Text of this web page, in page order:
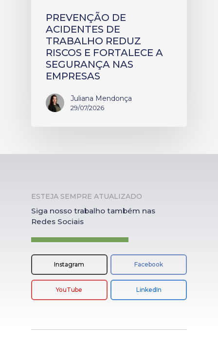
PREVENÇÃO DE
ACIDENTES DE
TRABALHO REDUZ
RISCOS E FORTALECE A
SEGURANÇA NAS
EMPRESAS
Juliana Mendonça
29/07/2026
ESTEJA SEMPRE ATUALIZADO
Siga nosso trabalho também nas
Redes Sociais
Instagram Facebook
YouTube LinkedIn